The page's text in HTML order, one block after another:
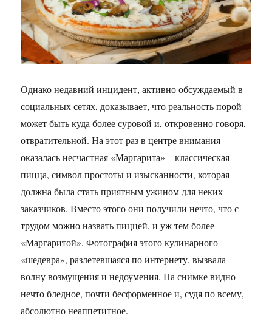
Однако недавний инцидент, активно обсуждаемый в
социальных сетях, доказывает, что реальность порой
может быть куда более суровой и, откровенно говоря,
отвратительной. На этот раз в центре внимания
оказалась несчастная «Маргарита» – классическая
пицца, символ простоты и изысканности, которая
должна была стать приятным ужином для неких
заказчиков. Вместо этого они получили нечто, что с
трудом можно назвать пиццей, и уж тем более
«Маргаритой». Фотография этого кулинарного
«шедевра», разлетевшаяся по интернету, вызвала
волну возмущения и недоумения. На снимке видно
нечто бледное, почти бесформенное и, судя по всему,
абсолютно неаппетитное.